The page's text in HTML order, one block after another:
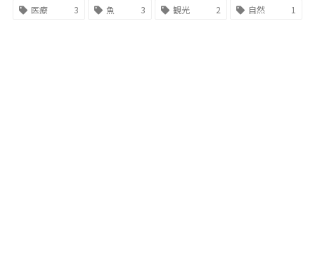
医療
3 魚 3 観光 2 自然 1